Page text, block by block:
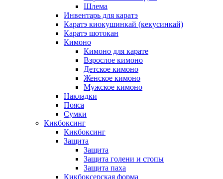
Шлема
Инвентарь для каратэ
Каратэ киокушинкай (кекусинкай)
Каратэ шотокан
Кимоно
Кимоно для карате
Взрослое кимоно
Детское кимоно
Женское кимоно
Мужское кимоно
Накладки
Пояса
Сумки
Кикбоксинг
Кикбоксинг
Защита
Защита
Защита голени и стопы
Защита паха
Кикбоксерская форма